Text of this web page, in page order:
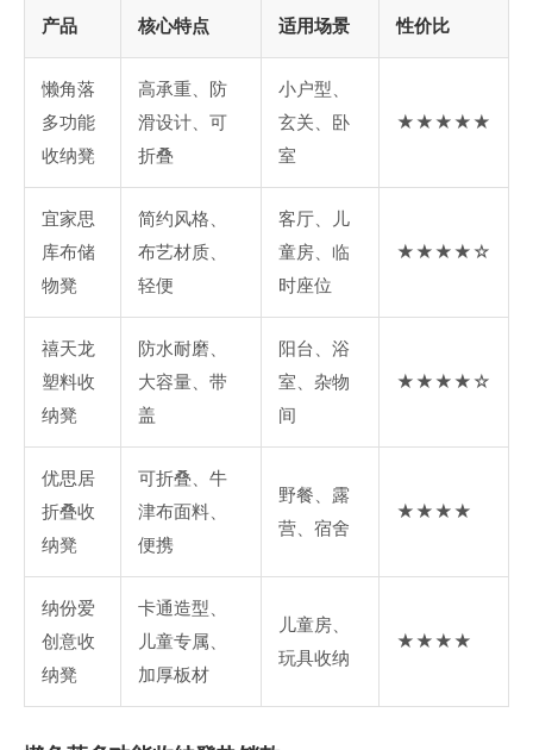
产品 核心特点 适用场景 性价比
懒角落
多功能
收纳凳
高承重、防
滑设计、可
折叠
小户型、
玄关、卧
室
★★★★★
宜家思
库布储
物凳
简约风格、
布艺材质、
轻便
客厅、儿
童房、临
时座位
★★★★☆
禧天龙
塑料收
纳凳
防水耐磨、
大容量、带
盖
阳台、浴
室、杂物
间
★★★★☆
优思居
折叠收
纳凳
可折叠、牛
津布面料、
便携
野餐、露
营、宿舍
★★★★
纳份爱
创意收
纳凳
卡通造型、
儿童专属、
加厚板材
儿童房、
玩具收纳
★★★★